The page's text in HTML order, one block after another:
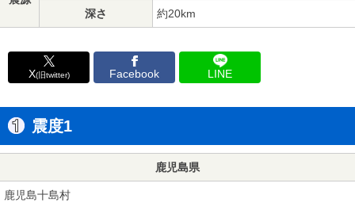
深さ 約20km
X(旧twitter) Facebook LINE
震度1
鹿児島県
鹿児島十島村